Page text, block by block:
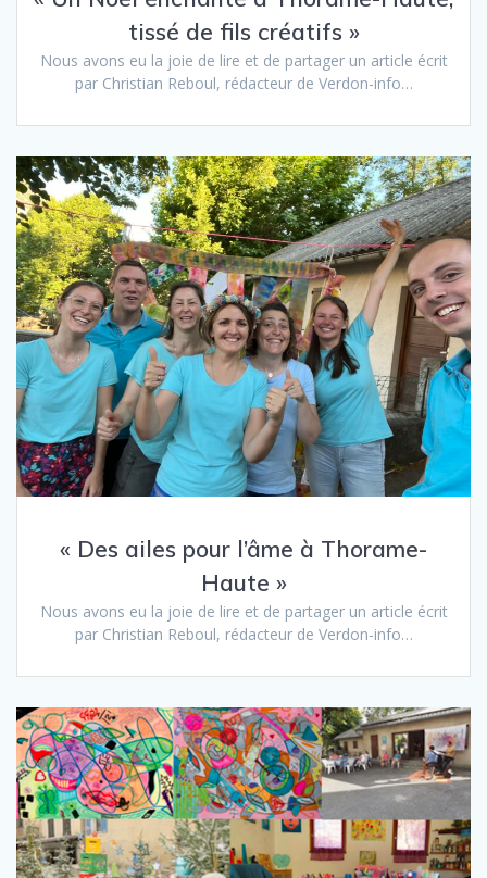
tissé de fils créatifs »
Nous avons eu la joie de lire et de partager un article écrit
par Christian Reboul, rédacteur de Verdon-info…
« Des ailes pour l’âme à Thorame-
Haute »
Nous avons eu la joie de lire et de partager un article écrit
par Christian Reboul, rédacteur de Verdon-info…